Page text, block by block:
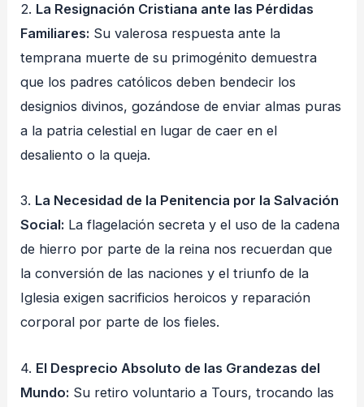
2. La Resignación Cristiana ante las Pérdidas
Familiares: Su valerosa respuesta ante la
temprana muerte de su primogénito demuestra
que los padres católicos deben bendecir los
designios divinos, gozándose de enviar almas puras
a la patria celestial en lugar de caer en el
desaliento o la queja.
3. La Necesidad de la Penitencia por la Salvación
Social: La flagelación secreta y el uso de la cadena
de hierro por parte de la reina nos recuerdan que
la conversión de las naciones y el triunfo de la
Iglesia exigen sacrificios heroicos y reparación
corporal por parte de los fieles.
4. El Desprecio Absoluto de las Grandezas del
Mundo: Su retiro voluntario a Tours, trocando las